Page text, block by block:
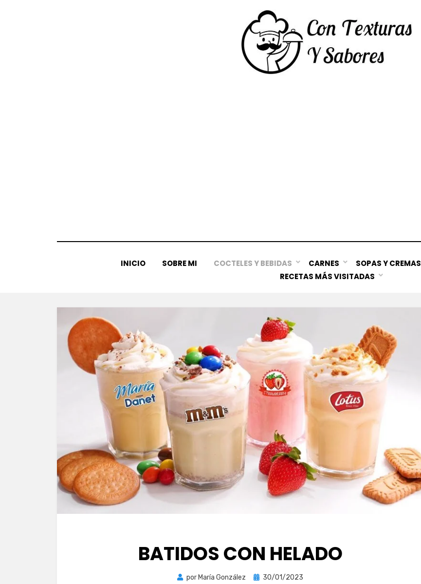
INICIO SOBRE MI COCTELES Y BEBIDAS CARNES SOPAS Y CREMAS
RECETAS MÁS VISITADAS
BATIDOS CON HELADO
por María González
Publicada
30/01/2023